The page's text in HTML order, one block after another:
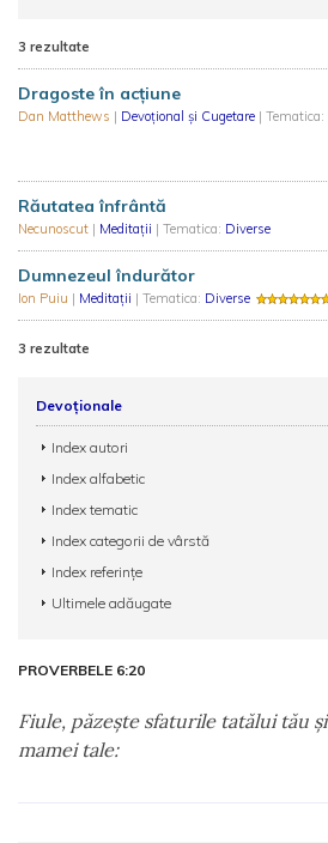
3 rezultate
Dragoste în acțiune
Dan Matthews | Devoțional și Cugetare | Tematica:
Răutatea înfrântă
Necunoscut | Meditații | Tematica: Diverse
Dumnezeul îndurător
Ion Puiu | Meditații | Tematica: Diverse
3 rezultate
Devoționale
Index autori
Index alfabetic
Index tematic
Index categorii de vârstă
Index referințe
Ultimele adăugate
PROVERBELE 6:20
Fiule, păzeşte sfaturile tatălui tău
mamei tale: